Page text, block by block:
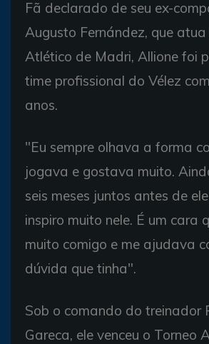
Fã declarado de seu ex-
Augusto Fernández, que
Atlético de Madri, Allione foi
time profissional do Vélez
anos.
"Eu sempre olhava a forma
jogava e gostava muito.
seis meses juntos antes de
inspiro muito nele. É um cara
muito comigo e me ajudava
dúvida que tinha".
Sob o comando do treinador
Gareca, ele venceu o Torneo